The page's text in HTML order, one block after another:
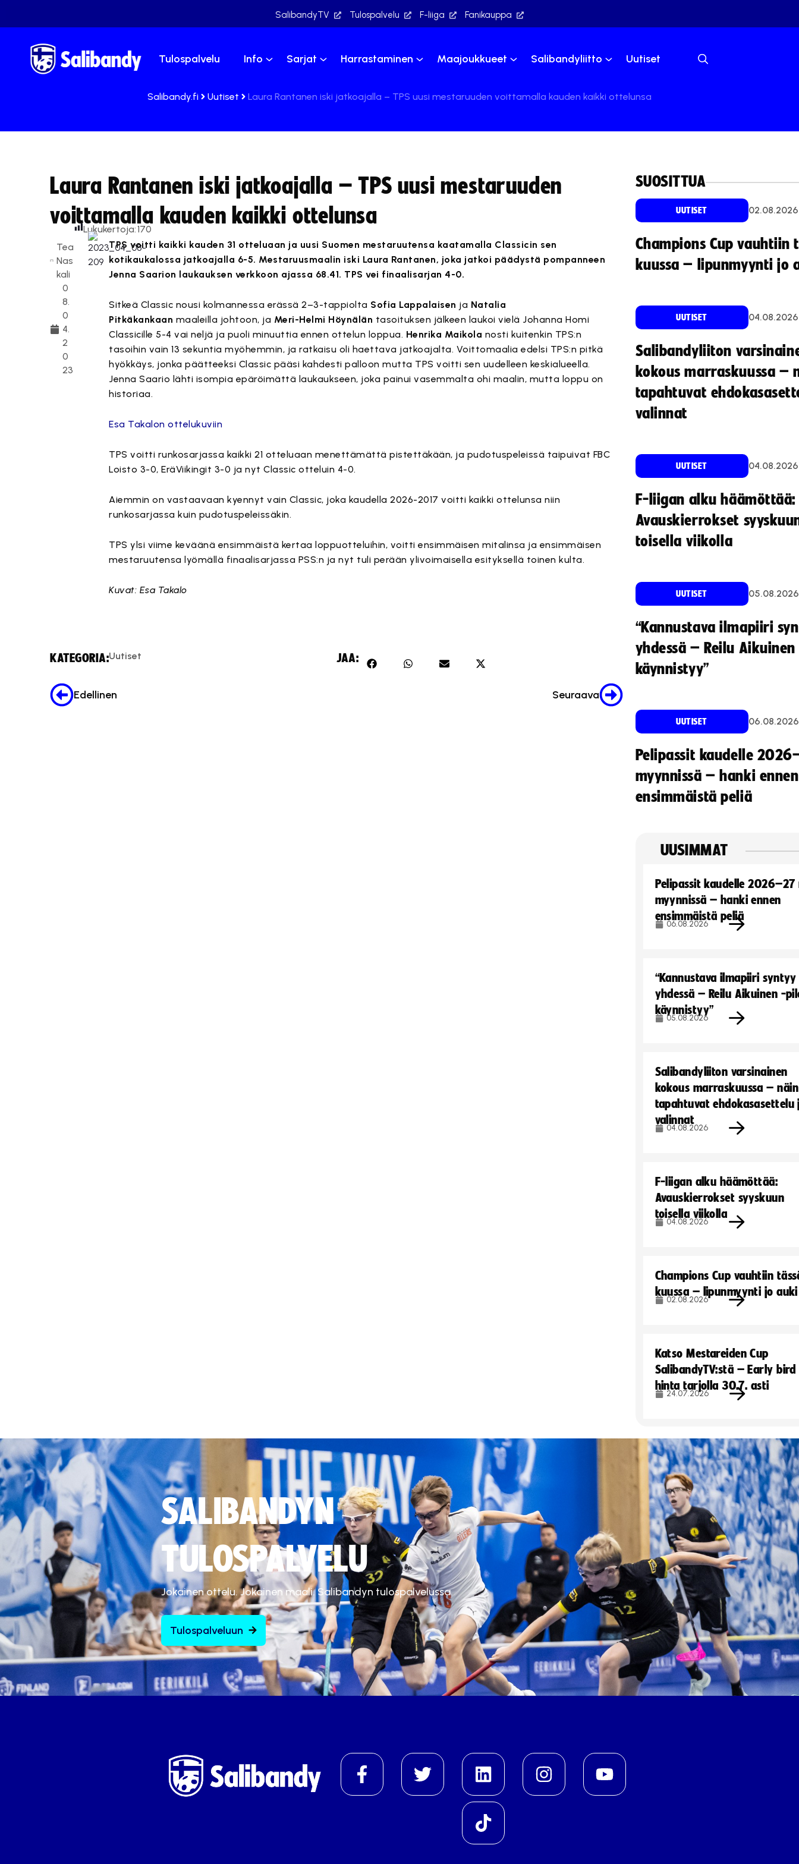
SalibandyTV Tulospalvelu F-liiga Fanikauppa
Tulospalvelu Info Sarjat Harrastaminen Maajoukkueet Salibandyliitto Uutiset
Salibandy.fi Uutiset Laura Rantanen iski jatkoajalla – TPS uusi mestaruuden voittamalla kauden kaikki ottelunsa
Laura Rantanen iski jatkoajalla – TPS uusi mestaruuden
voittamalla kauden kaikki ottelunsa
Tea
Nas
kali
0
8.
0
4.
2
0
23
Lukukertoja:170
TPS voitti kaikki kauden 31 otteluaan ja uusi Suomen mestaruutensa kaatamalla Classicin sen
kotikaukalossa jatkoajalla 6-5. Mestaruusmaalin iski Laura Rantanen, joka jatkoi päädystä pompanneen
Jenna Saarion laukauksen verkkoon ajassa 68.41. TPS vei finaalisarjan 4-0.
Sitkeä Classic nousi kolmannessa erässä 2–3-tappiolta Sofia Lappalaisen ja Natalia
Pitkäkankaan maaleilla johtoon, ja Meri-Helmi Höynälän tasoituksen jälkeen laukoi vielä Johanna Homi
Classicille 5-4 vai neljä ja puoli minuuttia ennen ottelun loppua. Henrika Maikola nosti kuitenkin TPS:n
tasoihin vain 13 sekuntia myöhemmin, ja ratkaisu oli haettava jatkoajalta. Voittomaalia edelsi TPS:n pitkä
hyökkäys, jonka päätteeksi Classic pääsi kahdesti palloon mutta TPS voitti sen uudelleen keskialueella.
Jenna Saario lähti isompia epäröimättä laukaukseen, joka painui vasemmalta ohi maalin, mutta loppu on
historiaa.
Esa Takalon ottelukuviin
TPS voitti runkosarjassa kaikki 21 otteluaan menettämättä pistettäkään, ja pudotuspeleissä taipuivat FBC
Loisto 3-0, EräViikingit 3-0 ja nyt Classic otteluin 4-0.
Aiemmin on vastaavaan kyennyt vain Classic, joka kaudella 2026-2017 voitti kaikki ottelunsa niin
runkosarjassa kuin pudotuspeleissäkin.
TPS ylsi viime keväänä ensimmäistä kertaa loppuotteluihin, voitti ensimmäisen mitalinsa ja ensimmäisen
mestaruutensa lyömällä finaalisarjassa PSS:n ja nyt tuli perään ylivoimaisella esityksellä toinen kulta.
Kuvat: Esa Takalo
KATEGORIA:Uutiset JAA:
Edellinen Seuraava
SUOSITTUA
UUTISET 02.08.2026
Champions Cup vauhtiin
kuussa – lipunmyynti jo
UUTISET 04.08.2026
Salibandyliiton
kokous marraskuussa –
tapahtuvat
valinnat
UUTISET 04.08.2026
F-liigan alku häämöttää:
Avauskierrokset
toisella viikolla
UUTISET 05.08.2026
“Kannustava ilmapiiri
yhdessä – Reilu
käynnistyy”
UUTISET 06.08.2026
Pelipassit kaudelle
myynnissä – hanki ennen
ensimmäistä peliä
UUSIMMAT
Pelipassit kaudelle
myynnissä – hanki ennen
ensimmäistä peliä
06.08.2026
“Kannustava ilmapiiri syntyy
yhdessä – Reilu Aikuinen -
käynnistyy”
05.08.2026
Salibandyliiton varsinainen
kokous marraskuussa – näin
tapahtuvat ehdokasasettelu
valinnat
04.08.2026
F-liigan alku häämöttää:
Avauskierrokset syyskuun
toisella viikolla
04.08.2026
Champions Cup vauhtiin
kuussa – lipunmyynti jo auki
02.08.2026
Katso Mestareiden Cup
SalibandyTV:stä – Early
hinta tarjolla 30.7. asti
24.07.2026
SALIBANDYN
TULOSPALVELU
Jokainen ottelu. Jokainen maali. Salibandyn tulospalvelussa.
Tulospalveluun